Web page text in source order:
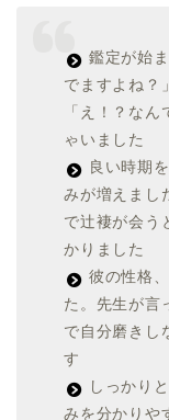
鑑定が始
でますよね？
「え！？な
ゃいました
良い時期
みが増えまし
で辻褄が会う
かりました
彼の性格
た。先生が言
で自分磨きし
す
しっかり
みを分かりや